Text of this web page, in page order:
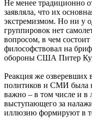
Не менее традиционно
заявляла, что их
экстремизмом. Но ни у
группировок нет
вопросом, в чем
философствовал на
обороны США Питер
Реакция же озверевших
политиков и СМИ была
важно – в том числе и в
выступающего за
иллюзию формируют в